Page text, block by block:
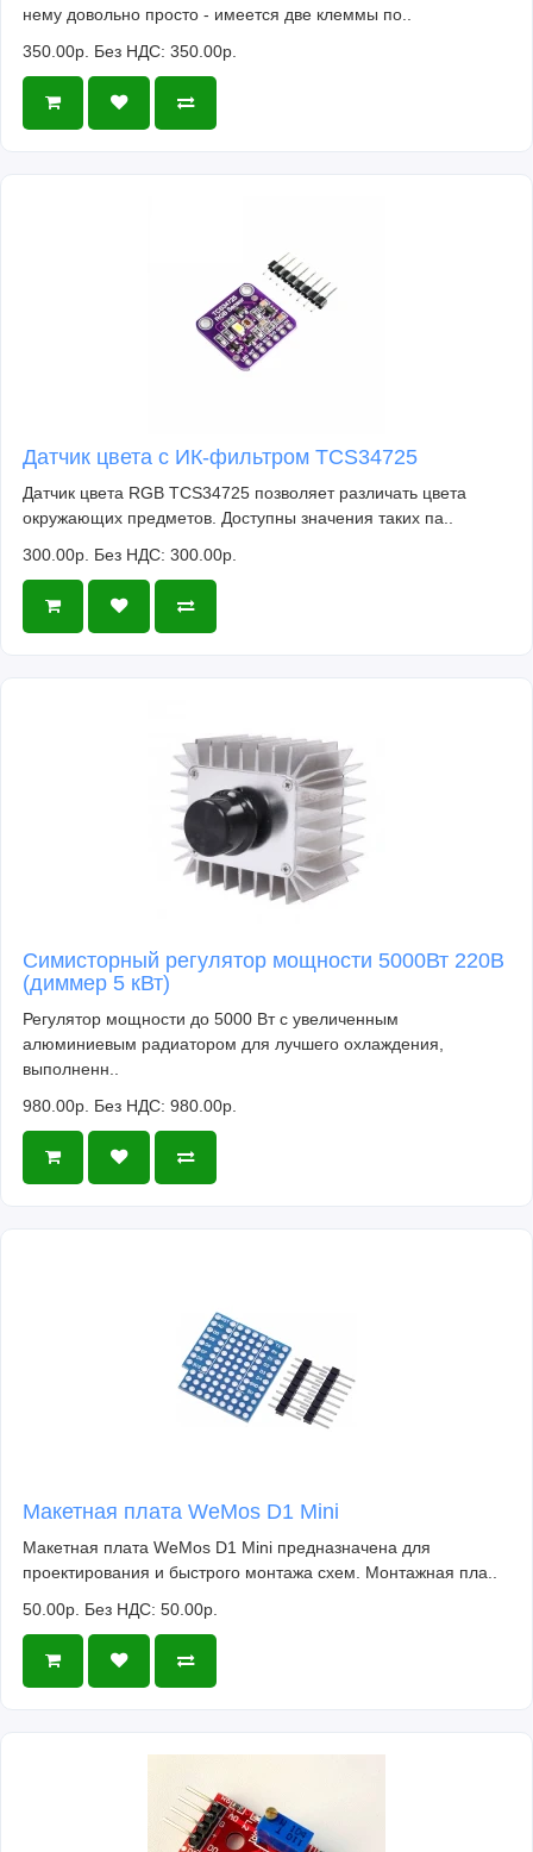
нему довольно просто - имеется две клеммы по..
350.00р. Без НДС: 350.00р.
Датчик цвета с ИК-фильтром TCS34725
Датчик цвета RGB TCS34725 позволяет различать цвета
окружающих предметов. Доступны значения таких па..
300.00р. Без НДС: 300.00р.
Симисторный регулятор мощности 5000Вт 220В
(диммер 5 кВт)
Регулятор мощности до 5000 Вт с увеличенным
алюминиевым радиатором для лучшего охлаждения,
выполненн..
980.00р. Без НДС: 980.00р.
Макетная плата WeMos D1 Mini
Макетная плата WeMos D1 Mini предназначена для
проектирования и быстрого монтажа схем. Монтажная пла..
50.00р. Без НДС: 50.00р.